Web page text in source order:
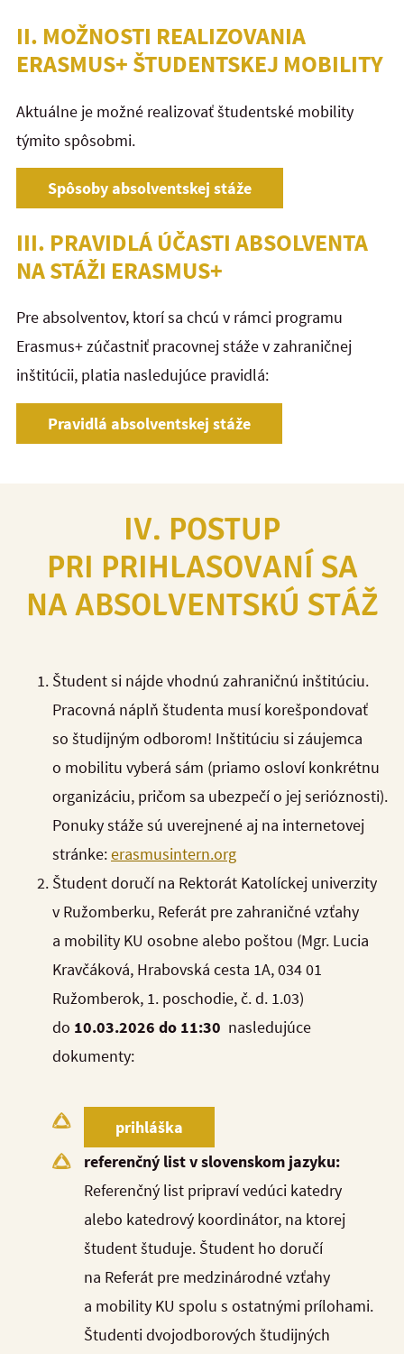
II. MOŽNOSTI REALIZOVANIA
ERASMUS+ ŠTUDENTSKEJ MOBILITY
Aktuálne je možné realizovať študentské mobility
týmito spôsobmi.
Spôsoby absolventskej stáže
III. PRAVIDLÁ ÚČASTI ABSOLVENTA
NA STÁŽI ERASMUS+
Pre absolventov, ktorí sa chcú v rámci programu
Erasmus+ zúčastniť pracovnej stáže v zahraničnej
inštitúcii, platia nasledujúce pravidlá:
Pravidlá absolventskej stáže
IV. POSTUP
PRI PRIHLASOVANÍ SA
NA ABSOLVENTSKÚ STÁŽ
Študent si nájde vhodnú zahraničnú inštitúciu.
Pracovná náplň študenta musí korešpondovať
so študijným odborom! Inštitúciu si záujemca
o mobilitu vyberá sám (priamo osloví konkrétnu
organizáciu, pričom sa ubezpečí o jej serióznosti).
Ponuky stáže sú uverejnené aj na internetovej
stránke:erasmusintern.org
Študent doručí na Rektorát Katolíckej univerzity
v Ružomberku, Referát pre zahraničné vzťahy
a mobility KU osobne alebo poštou (Mgr. Lucia
Kravčáková, Hrabovská cesta 1A, 034 01
Ružomberok, 1. poschodie, č. d. 1.03)
do 10.03.2026 do 11:30 nasledujúce
dokumenty:
prihláška
referenčný list v slovenskom jazyku:
Referenčný list pripraví vedúci katedry
alebo katedrový koordinátor, na ktorej
študent študuje. Študent ho doručí
na Referát pre medzinárodné vzťahy
a mobility KU spolu s ostatnými prílohami.
Študenti dvojodborových študijných